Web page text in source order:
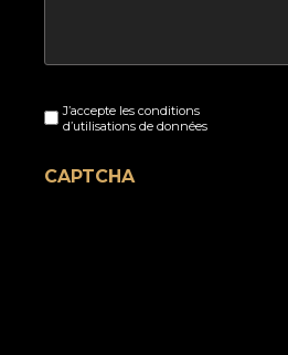
titreJ’accepte les conditions
d’utilisations de données
CAPTCHA